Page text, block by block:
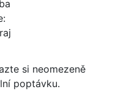
si neomezeně
poptávku.